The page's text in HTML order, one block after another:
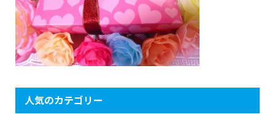
人気のカテゴリー